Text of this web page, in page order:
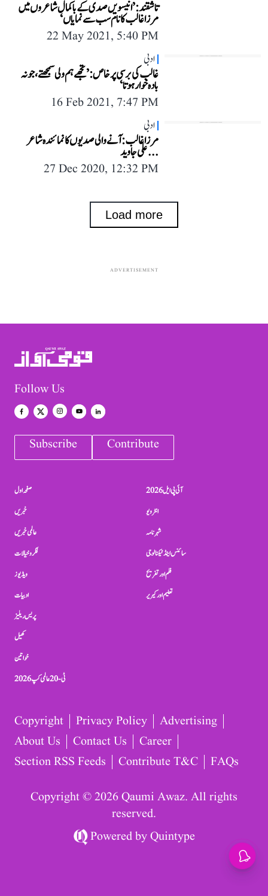
تاشقند: ’انیسویں صدی کے باکمال شاعروں میں
مرزا غالب کا نام سب سے نمایاں‘
22 May 2021, 5:40 PM
ادبی
غالب کی برسی پرخاص: ’تجھے ہم ولی سمجھتے ،جو نہ
بادہ خوار ہوتا‘
16 Feb 2021, 7:47 PM
ادبی
مرزا غالب: آنے والی صدیوں کا نمائندہ شاعر
...علی جاوید
27 Dec 2020, 12:32 PM
Load more
ADVERTISEMENT
Follow Us
Subscribe Contribute
صفحہ اول
خبریں
عالمی خبریں
فکر و خیالات
ویڈیوز
ادبیات
پریس ریلیز
کھیل
خواتین
ٹی-20 عالمی کپ 2026
آئی پی ایل 2026
انٹرویو
شہرنامہ
سائنس اینڈ ٹیکنالوجی
فلم اور تفریح
تعلیم اور کیریر
Copyright Privacy Policy
Advertising
About Us
Contact Us
Career
Section RSS Feeds
Contribute T&C FAQs
Copyright © 2026 Qaumi Awaz. All rights
reserved.
Powered byQuintype